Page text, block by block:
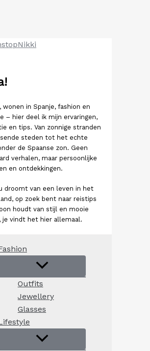
wonen in Spanje, fashion en
– hier deel ik mijn ervaringen,
en tips. Van zonnige stranden
steden tot het echte
de Spaanse zon. Geen
verhalen, maar persoonlijke
en ontdekkingen.
droomt van een leven in het
op zoek bent naar reistips
houdt van stijl en mooie
je vindt het hier allemaal.
Outfits
Jewellery
Glasses